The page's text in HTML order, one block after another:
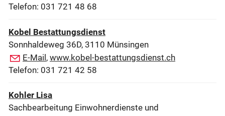
Telefon: 031 721 48 68
Kobel Bestattungsdienst
Sonnhaldeweg 36D, 3110 Münsingen
E-Mail, www.kobel-bestattungsdienst.ch
Telefon: 031 721 42 58
Kohler Lisa
Sachbearbeitung Einwohnerdienste und